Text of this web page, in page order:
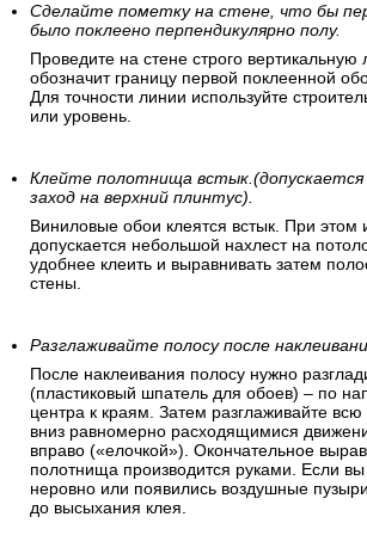
Сделайте пометку на стене, что бы
было поклеено перпендикулярно полу.
Проведите на стене строго вертикальную
обозначит границу первой поклеенной
Для точности линии используйте
или уровень.
Клейте полотнища
заход на верхний плинтус).
Виниловые обои клеятся встык. При этом
допускается небольшой нахлест на
удобнее клеить и выравнивать затем
стены.
Разглаживайте полосу после
После наклеивания полосу нужно
(пластиковый шпатель для обоев) – по
центра к краям. Затем разглаживайте всю
вниз равномерно расходящимися
вправо («елочкой»). Окончательное
полотнища производится руками. Если
неровно или появились воздушные
до высыхания клея.